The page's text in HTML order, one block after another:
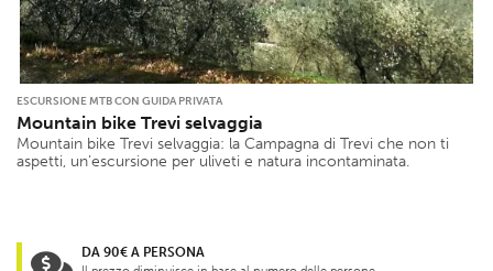
ESCURSIONE MTB CON GUIDA PRIVATA
Mountain bike Trevi selvaggia
Mountain bike Trevi selvaggia: la Campagna di Trevi che non ti
aspetti, un’escursione per uliveti e natura incontaminata.
DA 90€ A PERSONA